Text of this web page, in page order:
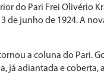
do Pari Frei Olivério
de junho de 1924. A
a coluna do Pari.
já adiantada e coberta,